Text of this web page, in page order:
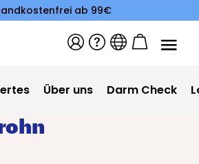
ab 99€
Über uns Darm Check